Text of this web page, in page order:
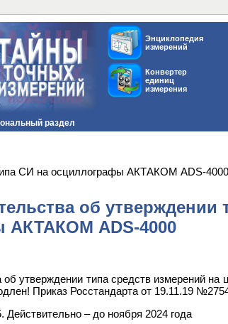
Энциклопедия
измерений
Конвертер
единиц
измерения
раздел
СИ на осциллографы АКТАКОМ ADS-4000
об утверждении
АКТАКОМ ADS-4000
утверждении типа средств измерений
Приказ Росстандарта от 19.11.19
– до ноября 2024 года